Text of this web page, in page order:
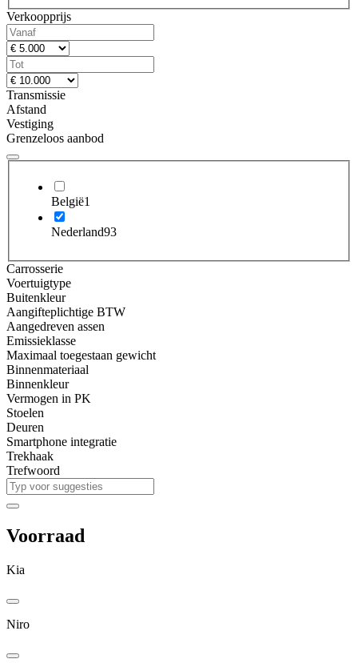
Verkoopprijs
Transmissie
Afstand
Vestiging
Grenzeloos aanbod
België1
Nederland93
Carrosserie
Voertuigtype
Buitenkleur
Aangifteplichtige BTW
Aangedreven assen
Emissieklasse
Maximaal toegestaan gewicht
Binnenmateriaal
Binnenkleur
Vermogen in PK
Stoelen
Deuren
Smartphone integratie
Trekhaak
Trefwoord
Voorraad
Kia
Niro